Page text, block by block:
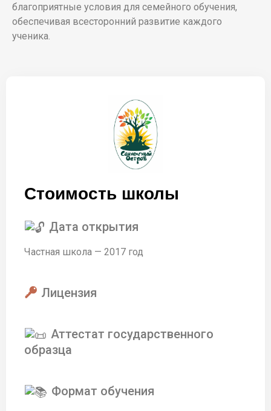
благоприятные условия для семейного обучения,
обеспечивая всесторонний развитие каждого
ученика.
Стоимость школы
Дата открытия
Частная школа — 2017 год
Лицензия
Аттестат государственного
образца
Формат обучения